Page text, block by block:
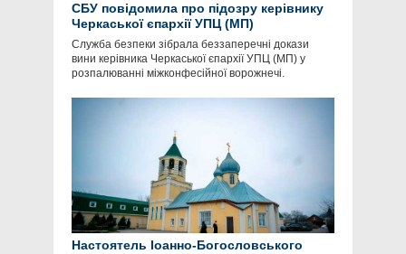
СБУ повідомила про підозру керівнику
Черкаської єпархії УПЦ (МП)
Служба безпеки зібрала беззаперечні докази
вини керівника Черкаської єпархії УПЦ (МП) у
розпалюванні міжконфесійної ворожнечі.
Настоятель Іоанно-Богословського